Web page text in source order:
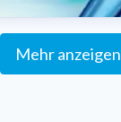
Mehr anzeigen